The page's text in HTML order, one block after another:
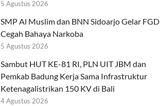
5 Agustus 2026
SMP Al Muslim dan BNN Sidoarjo Gelar FGD
Cegah Bahaya Narkoba
5 Agustus 2026
Sambut HUT KE-81 RI, PLN UIT JBM dan
Pemkab Badung Kerja Sama Infrastruktur
Ketenagalistrikan 150 KV di Bali
4 Agustus 2026